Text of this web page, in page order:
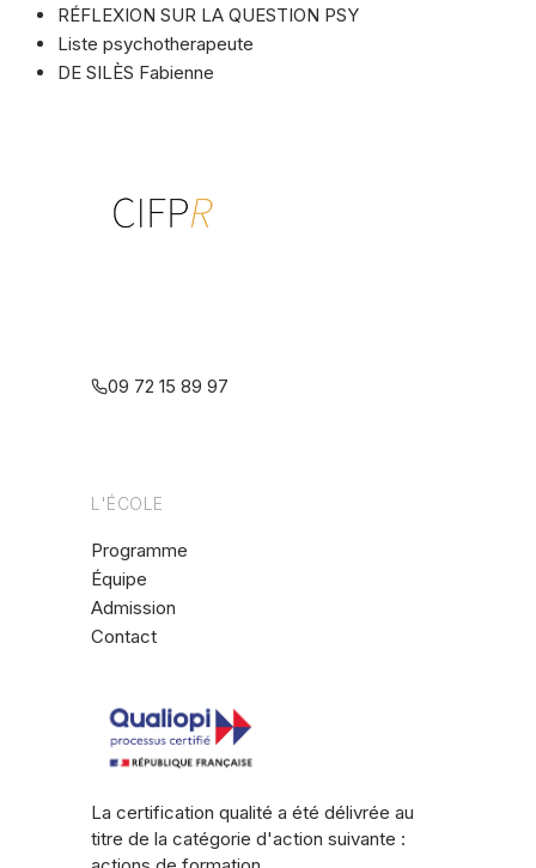
RÉFLEXION SUR LA QUESTION PSY
Liste psychotherapeute
DE SILÈS Fabienne
09 72 15 89 97
L'ÉCOLE
Programme
Équipe
Admission
Contact
La certification qualité a été délivrée au
titre de la catégorie d'action suivante :